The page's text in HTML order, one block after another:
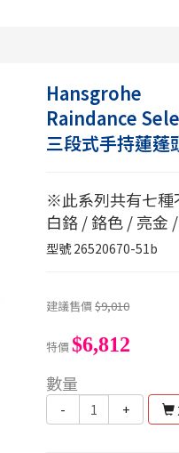
Hansgrohe
Raindance
三段式手持蓮蓬
※此系列共有七種
白鉻 / 鉻色 / 亮金
型號26520670-51b
建議售價$9,010
特價$6,812
數量
- +